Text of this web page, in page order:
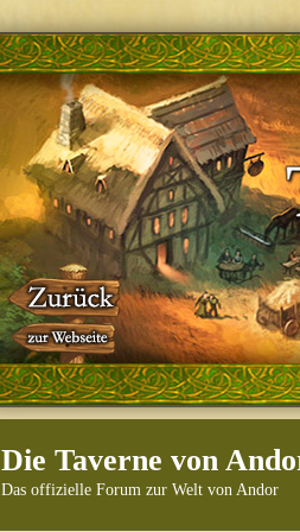
Die Taverne von
Das offizielle Forum zur Welt von Andor